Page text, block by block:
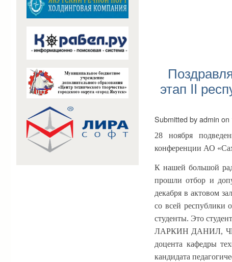
этап II
Submitted byadmin on
28 ноября
конференции АО
К нашей большой
прошли отбор и
декабря в актовом
со всей республики
студенты. Это
ЛАРКИН ДАНИЛ,
доцента кафедры
кандидата